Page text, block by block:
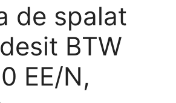
de spalat
BTW
EE/N,